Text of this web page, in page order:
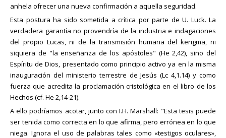
anhela ofrecer una nueva confirmación a aquella seguridad.
Esta postura ha sido sometida a crítica por parte de U. Luck. La
verdadera garantía no provendría de la industria e indagaciones
del propio Lucas, ni de la transmisión humana del kerigma, ni
siquiera de "la enseñanza de los apóstoles" (He 2,42), sino del
Espíritu de Dios, presentado como principio activo ya en la misma
inauguración del ministerio terrestre de Jesús (Lc 4,1.14) y como
fuerza que acredita la proclamación cristológica en el libro de los
Hechos (cf. He 2,14-21).
A ello podríamos acotar, junto con I.H. Marshall: "Esta tesis puede
ser tenida como correcta en lo que afirma, pero errónea en lo que
niega. Ignora el uso de palabras tales como «testigos oculares»,